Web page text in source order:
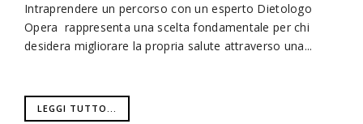
Intraprendere un percorso con un esperto Dietologo
Opera rappresenta una scelta fondamentale per chi
desidera migliorare la propria salute attraverso una...
LEGGI TUTTO...